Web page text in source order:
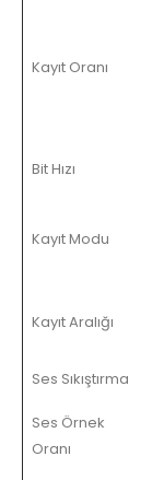
Kayıt Oranı
Bit Hızı
Kayıt Modu
Kayıt Aralığı
Ses Sıkıştırma
Ses Örnek
Oranı